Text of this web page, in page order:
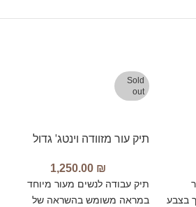
בצבע
Sold
out
תיק עור מזוודה וינטג' גדול
1,250.00 ₪
תיק עבודה לנשים מעור מיוחד
במראה משומש בהשראה של